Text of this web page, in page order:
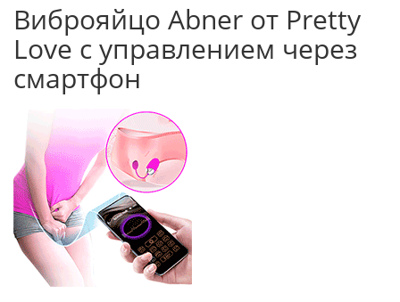
Виброяйцо Abner от Pretty
Love с управлением через
смартфон